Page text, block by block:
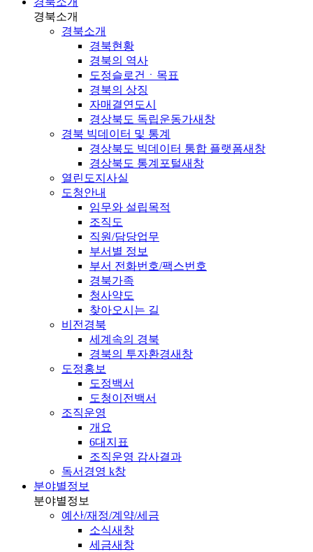
경북소개
경북소개
경북현황
경북의 역사
도정슬로건ㆍ목표
경북의 상징
자매결연도시
경상북도 독립운동가새창
경북 빅데이터 및 통계
경상북도 빅데이터 통합 플랫폼새창
경상북도 통계포털새창
열린도지사실
도청안내
임무와 설립목적
조직도
직원/담당업무
부서별 정보
부서 전화번호/팩스번호
경북가족
청사약도
찾아오시는 길
비전경북
세계속의 경북
경북의 투자환경새창
도정홍보
도정백서
도청이전백서
조직운영
개요
6대지표
조직운영 감사결과
독서경영 k창
분야별정보
분야별정보
예산/재정/계약/세금
소식새창
세금새창